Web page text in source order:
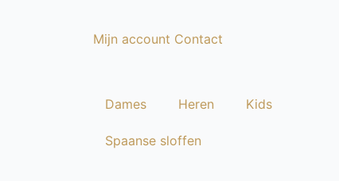
Mijn account Contact
Dames Heren Kids
Spaanse sloffen